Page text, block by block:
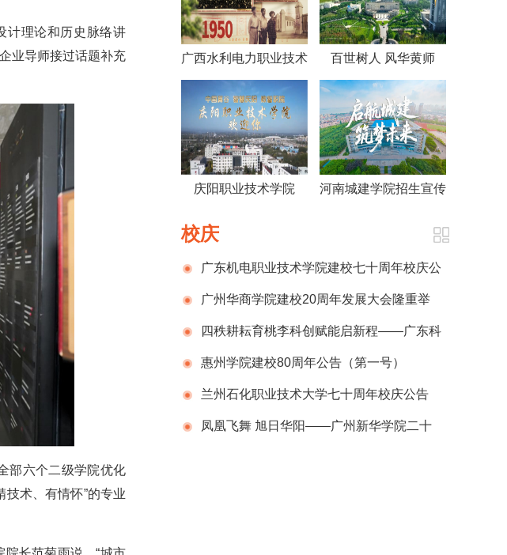
计理论和历史脉络讲
业导师接过话题补充
部六个二级学院优化
技术、有情怀”的专业
广西水利电力职业技术
学院视频《70年，70
人》
百世树人 风华黄师
——黄冈师范学院宣传
片2026版
庆阳职业技术学院 河南城建学院招生宣传
校庆
广东机电职业技术学院建校七十周年校庆公
告（第一号）
广州华商学院建校20周年发展大会隆重举
行 四秩耕耘育桃李科创赋能启新程——广东科
学技术职业学院（广东省科技干部学院）举办
建校40周年校庆系列活动
惠州学院建校80周年公告（第一号）
兰州石化职业技术大学七十周年校庆公告
（第二号）
凤凰飞舞 旭日华阳——广州新华学院二十